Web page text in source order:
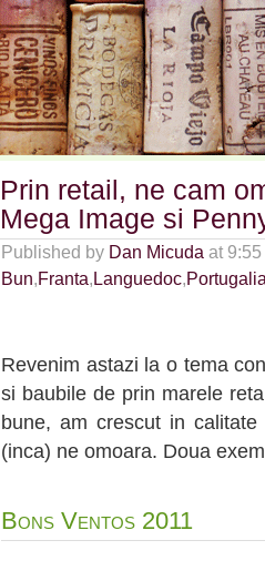
Prin retail, ne cam
Mega Image si
Published by Dan Micuda at
Bun,Franta, Languedoc,
Revenim astazi la o tema
si baubile de prin marele
bune, am crescut in
(inca) ne omoara. Doua
Bons Ventos 2011